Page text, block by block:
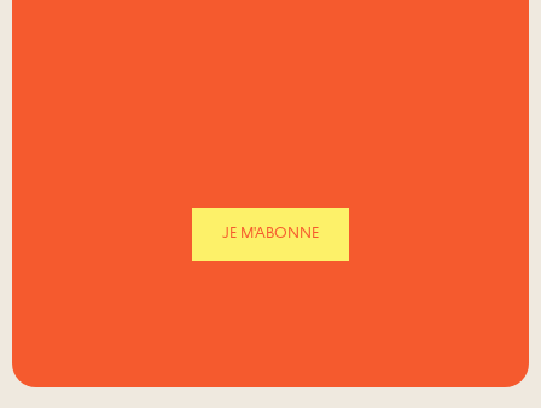
JE M'ABONNE